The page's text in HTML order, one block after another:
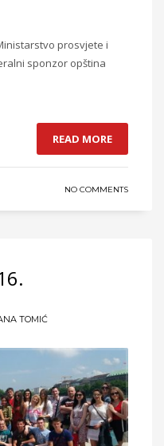
prosvjete i
sponzor opština
READ MORE
NO COMMENTS
TOMIĆ